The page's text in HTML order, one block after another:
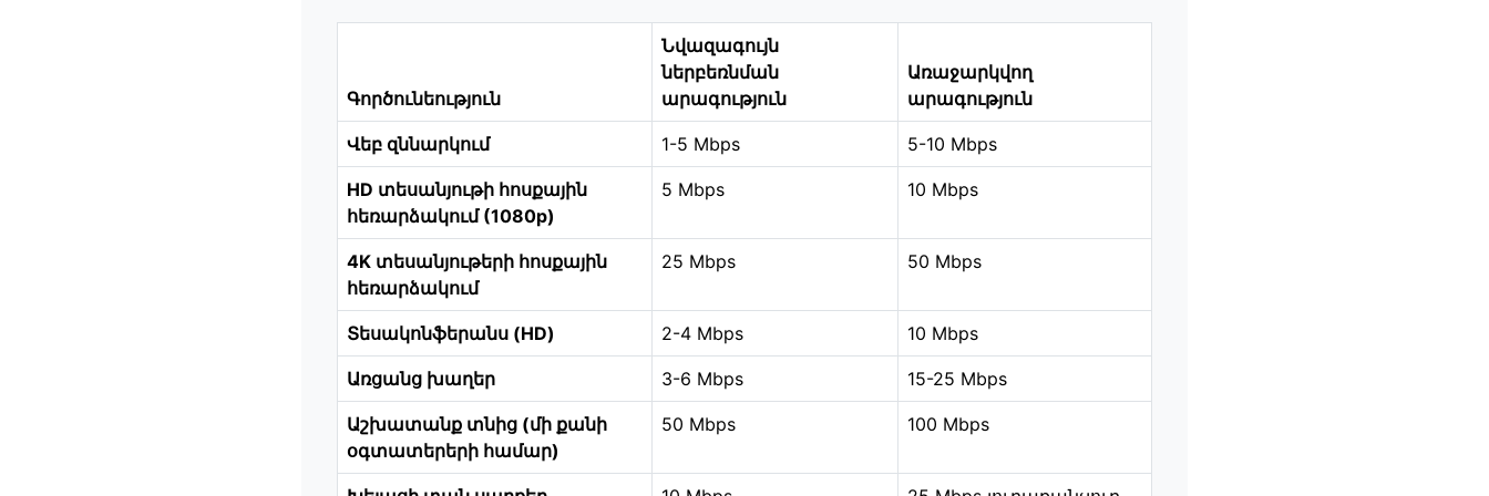
Գործունեություն
Նվազագույն
ներբեռնման
արագություն
Առաջարկվող
արագություն
Վեբ զննարկում 1-5 Mbps 5-10 Mbps
HD տեսանյութի հոսքային
հեռարձակում (1080p)
5 Mbps 10 Mbps
4K տեսանյութերի հոսքային
հեռարձակում
25 Mbps 50 Mbps
Տեսակոնֆերանս (HD) 2-4 Mbps 10 Mbps
Առցանց խաղեր 3-6 Mbps 15-25 Mbps
Աշխատանք տնից (մի քանի
օգտատերերի համար)
50 Mbps 100 Mbps